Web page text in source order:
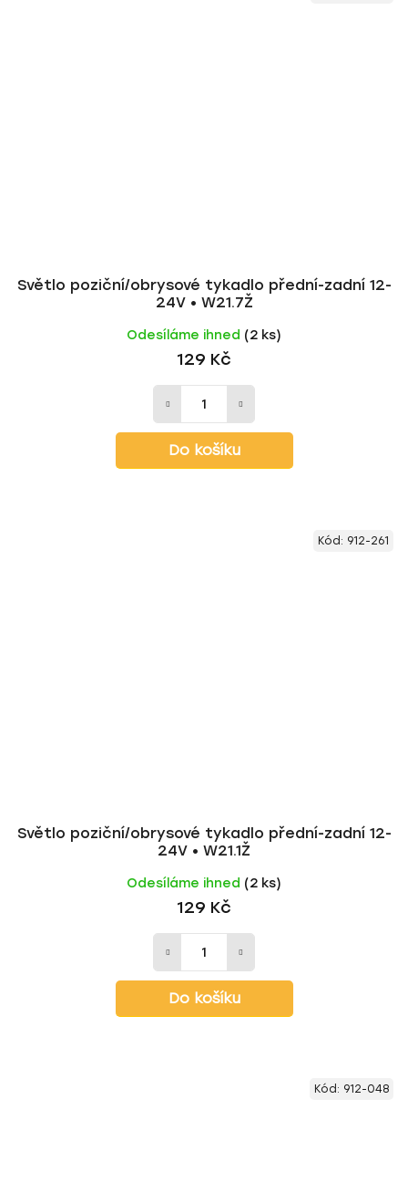
Světlo poziční/obrysové tykadlo přední-zadní 12-
24V • W21.7Ž
Odesíláme ihned (2 ks)
129 Kč
Do košíku
Světlo poziční/obrysové tykadlo přední-zadní 12-
24V • W21.1Ž
Odesíláme ihned (2 ks)
129 Kč
Do košíku
Kód: 912-261
Kód: 912-048